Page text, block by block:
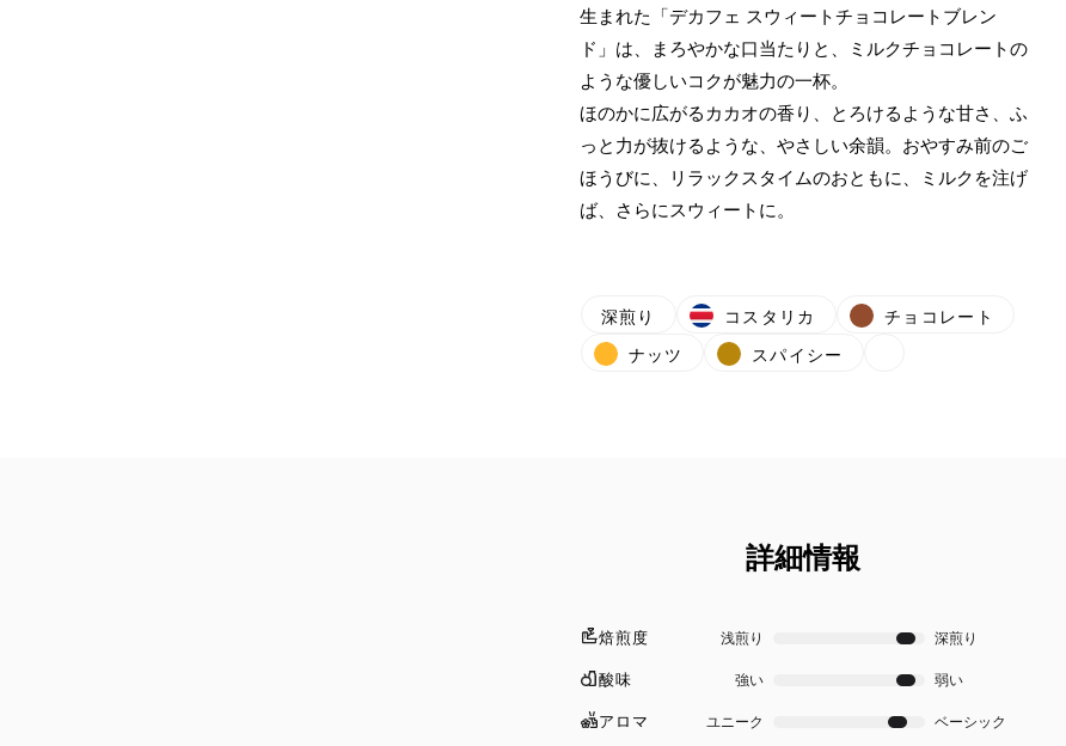
生まれた「デカフェ スウィートチョコレートブレン
ド」は、まろやかな口当たりと、ミルクチョコレートの
ような優しいコクが魅力の一杯。
ほのかに広がるカカオの香り、とろけるような甘さ、ふ
っと力が抜けるような、やさしい余韻。おやすみ前のご
ほうびに、リラックスタイムのおともに、ミルクを注げ
ば、さらにスウィートに。
深煎り コスタリカ
チョコレート
ナッツ
スパイシー
詳細情報
焙煎度 浅煎り 深煎り
酸味 強い 弱い
アロマ ユニーク ベーシック